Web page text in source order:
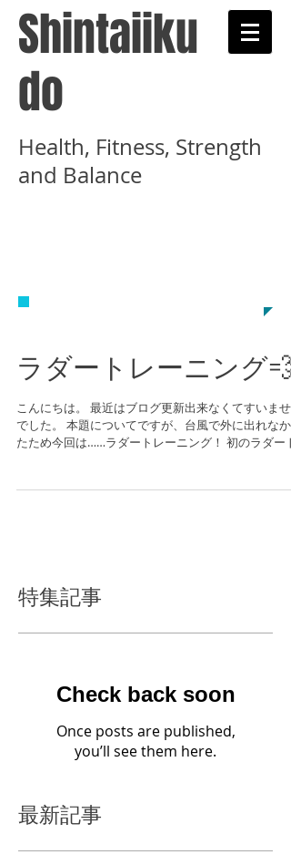
Shintaiiku
do
Health, Fitness, Strength
and Balance
ラダートレーニング💨
こんにちは。 最近はブログ更新出来なくてすいませ
でした。 本題についてですが、台風で外に出れなか
たため今回は……ラダートレーニング！ 初のラダート
ト！...
特集記事
Check back soon
Once posts are published,
you’ll see them here.
最新記事